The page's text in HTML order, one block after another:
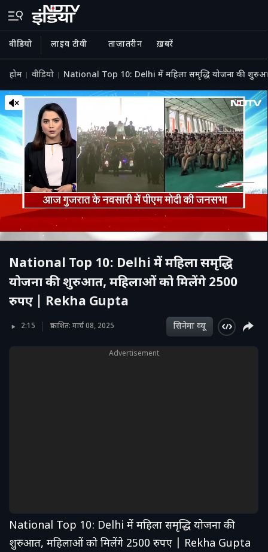
वीडियो लाइव टीवी ताज़ातरीन ख़बरें
होम वीडियो National Top 10: Delhi में महिला समृद्धि योजना की
National Top 10: Delhi में महिला समृद्धि
योजना की शुरुआत, महिलाओं को मिलेंगे 2500
रुपए | Rekha Gupta
2:15 प्रकाशित: मार्च 08, 2025 सिनेमा व्‍यू
Advertisement
National Top 10: Delhi में महिला समृद्धि योजना की
शुरुआत, महिलाओं को मिलेंगे 2500 रुपए | Rekha Gupta